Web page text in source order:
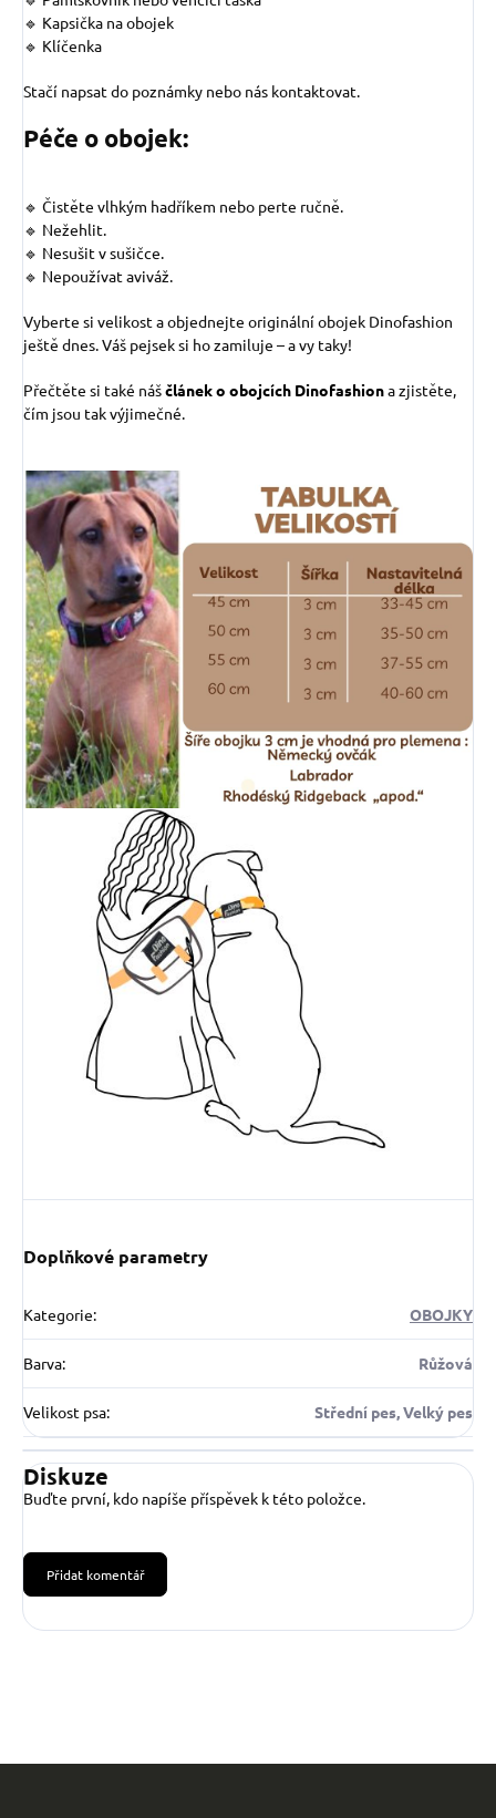
🔹 Kapsička na obojek
🔹 Klíčenka
Stačí napsat do poznámky nebo nás kontaktovat.
Péče o obojek:
🔹 Čistěte vlhkým hadříkem nebo perte ručně.
🔹 Nežehlit.
🔹 Nesušit v sušičce.
🔹 Nepoužívat aviváž.
Vyberte si velikost a objednejte originální obojek Dinofashion
ještě dnes. Váš pejsek si ho zamiluje – a vy taky!
Přečtěte si také náščlánek o obojcích Dinofashiona zjistěte,
čím jsou tak výjimečné.
Doplňkové parametry
Kategorie: OBOJKY
Barva: Růžová
Velikost psa: Střední pes, Velký pes
Diskuze
Buďte první, kdo napíše příspěvek k této položce.
Přidat komentář